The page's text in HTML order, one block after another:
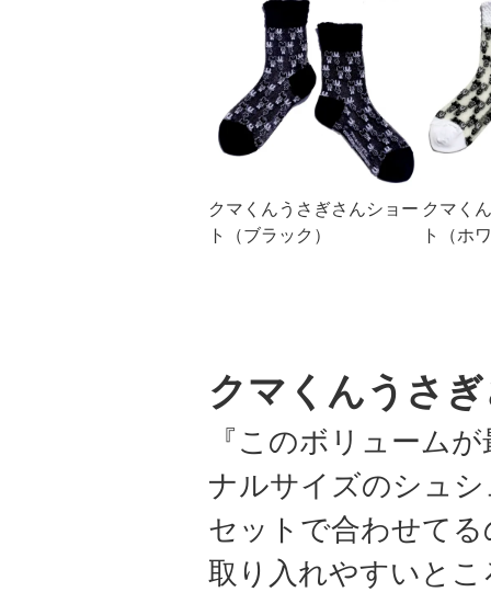
クマくんうさぎさんショー
ト（ブラック）
クマく
ト（ホ
クマくんうさ
『このボリューム
ナルサイズのシュ
セットで合わせて
取り入れやすいと